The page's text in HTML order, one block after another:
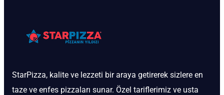
StarPizza, kalite ve lezzeti bir araya getirerek sizlere en
taze ve enfes pizzaları sunar. Özel tariflerimiz ve usta